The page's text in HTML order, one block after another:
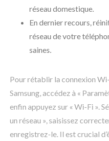
réseau domestique.
En dernier recours,
réseau de votre
saines.
Pour rétablir la connexion
Samsung, accédez à «
enfin appuyez sur « Wi-Fi ».
un réseau », saisissez
enregistrez-le. Il est crucial